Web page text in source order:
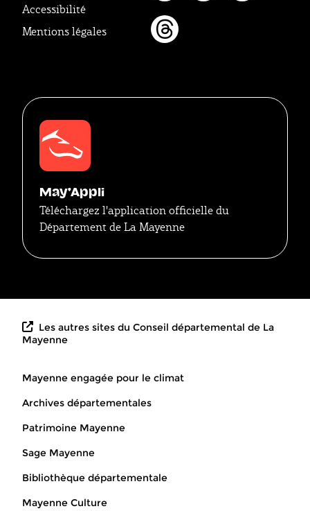
Accessibilité
Mentions légales
Twitter
May'Appli
Téléchargez l'application officielle du
Département de La Mayenne
Les autres sites du Conseil départemental de La
Mayenne
Mayenne engagée pour le climat
Archives départementales
Patrimoine Mayenne
Sage Mayenne
Bibliothèque départementale
Mayenne Culture